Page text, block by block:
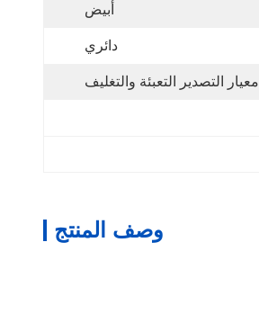
أبيض
دائري
معيار التصدير التعبئة والتغليف
وصف المنتج